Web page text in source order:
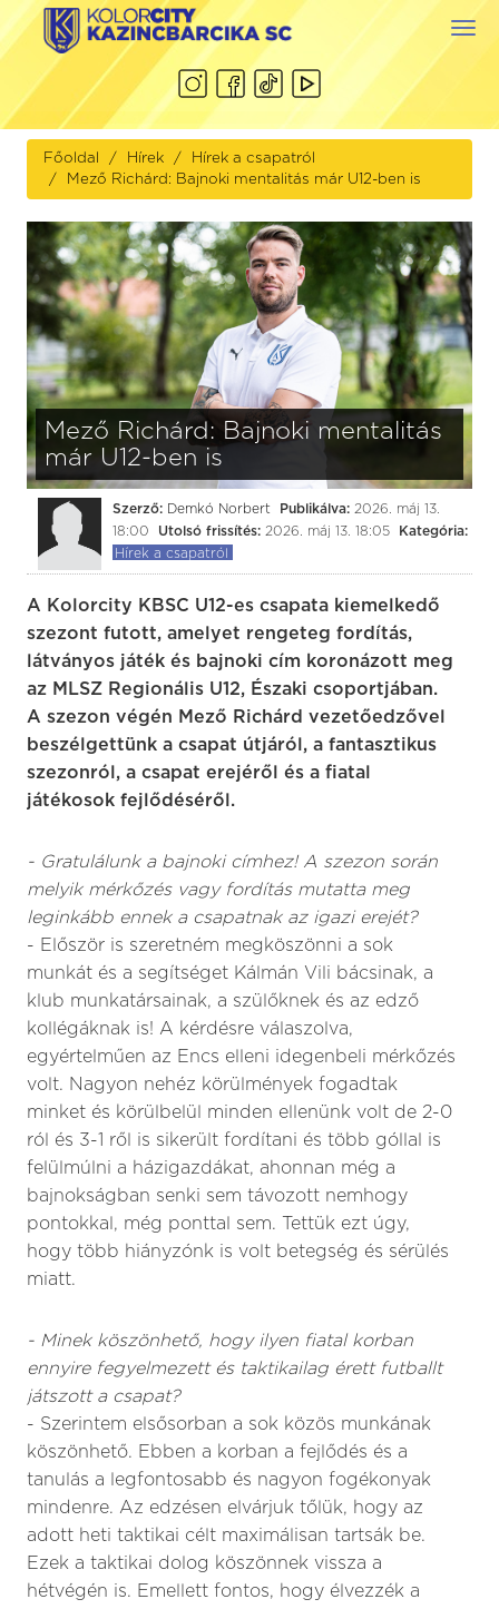
Főoldal Hírek
Hírek a csapatról
Mező Richárd: Bajnoki mentalitás már U12-ben is
Mező Richárd: Bajnoki mentalitás
már U12-ben is
Szerző: Demkó Norbert Publikálva: 2026. máj 13.
18:00
Utolsó frissítés: 2026. máj 13. 18:05
Kategória:
Hírek a csapatról
A Kolorcity KBSC U12-es csapata kiemelkedő
szezont futott, amelyet rengeteg fordítás,
látványos játék és bajnoki cím koronázott meg
az MLSZ Regionális U12, Északi csoportjában.
A szezon végén Mező Richárd vezetőedzővel
beszélgettünk a csapat útjáról, a fantasztikus
szezonról, a csapat erejéről és a fiatal
játékosok fejlődéséről.
- Gratulálunk a bajnoki címhez! A szezon során
melyik mérkőzés vagy fordítás mutatta meg
leginkább ennek a csapatnak az igazi erejét?
- Először is szeretném megköszönni a sok
munkát és a segítséget Kálmán Vili bácsinak, a
klub munkatársainak, a szülőknek és az edző
kollégáknak is! A kérdésre válaszolva,
egyértelműen az Encs elleni idegenbeli mérkőzés
volt. Nagyon nehéz körülmények fogadtak
minket és körülbelül minden ellenünk volt de 2-0
ról és 3-1 ről is sikerült fordítani és több góllal is
felülmúlni a házigazdákat, ahonnan még a
bajnokságban senki sem távozott nemhogy
pontokkal, még ponttal sem. Tettük ezt úgy,
hogy több hiányzónk is volt betegség és sérülés
miatt.
- Minek köszönhető, hogy ilyen fiatal korban
ennyire fegyelmezett és taktikailag érett futballt
játszott a csapat?
- Szerintem elsősorban a sok közös munkának
köszönhető. Ebben a korban a fejlődés és a
tanulás a legfontosabb és nagyon fogékonyak
mindenre. Az edzésen elvárjuk tőlük, hogy az
adott heti taktikai célt maximálisan tartsák be.
Ezek a taktikai dolog köszönnek vissza a
hétvégén is. Emellett fontos, hogy élvezzék a